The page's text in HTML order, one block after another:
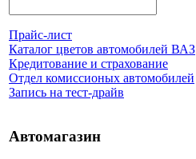
Прайс-лист
Каталог цветов автомобилей ВАЗ
Кредитование и страхование
Отдел комиссионых автомобилей
Запись на тест-драйв
Автомагазин